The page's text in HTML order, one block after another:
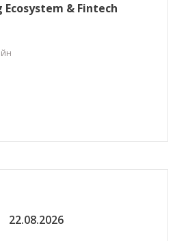
& Fintech
22.08.2026